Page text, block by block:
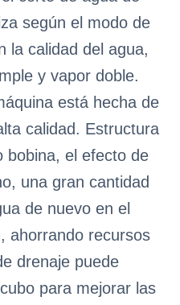
según el modo de
la calidad del agua,
y vapor doble.
está hecha de
calidad. Estructura
bobina, el efecto de
una gran cantidad
de nuevo en el
ahorrando recursos
drenaje puede
para mejorar las